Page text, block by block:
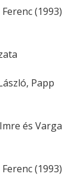
(1993)
Papp
és Varga
(1993)